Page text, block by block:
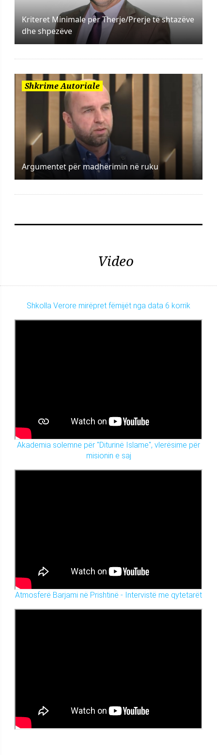
Kriteret Minimale për Therje/Prerje të shtazëve
dhe shpezëve
Shkrime Autoriale
Argumentet për madhërimin në ruku
Video
Shkolla Verore mirëpret fëmijët nga data 6 korrik
Akademia solemne për "Diturinë Islame", vlerësime për
misionin e saj
Atmosferë Barjami në Prishtinë - Intervistë me qytetarët